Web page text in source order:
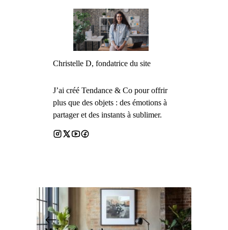
Christelle D, fondatrice du site
J’ai créé Tendance & Co pour offrir
plus que des objets : des émotions à
partager et des instants à sublimer.